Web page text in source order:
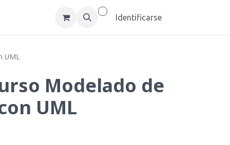
Empleos Identificarse
UML
Modelado de
UML